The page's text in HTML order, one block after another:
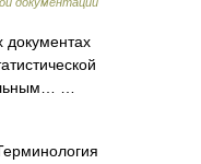
документах
…